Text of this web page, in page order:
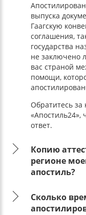
выпуска
Гаагскую
соглашения,
государства
не заключено
вас страной
помощи,
Обратитесь за
ответ.
Копию
регионе
апостиль?
Сколько